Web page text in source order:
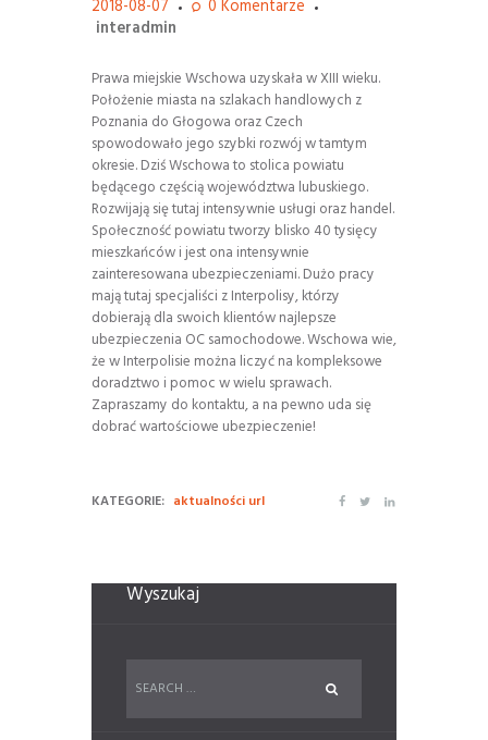
2018-08-07 0 Komentarze
interadmin
Prawa miejskie Wschowa uzyskała w XIII wieku.
Położenie miasta na szlakach handlowych z
Poznania do Głogowa oraz Czech
spowodowało jego szybki rozwój w tamtym
okresie. Dziś Wschowa to stolica powiatu
będącego częścią województwa lubuskiego.
Rozwijają się tutaj intensywnie usługi oraz handel.
Społeczność powiatu tworzy blisko 40 tysięcy
mieszkańców i jest ona intensywnie
zainteresowana ubezpieczeniami. Dużo pracy
mają tutaj specjaliści z Interpolisy, którzy
dobierają dla swoich klientów najlepsze
ubezpieczenia OC samochodowe. Wschowa wie,
że w Interpolisie można liczyć na kompleksowe
doradztwo i pomoc w wielu sprawach.
Zapraszamy do kontaktu, a na pewno uda się
dobrać wartościowe ubezpieczenie!
KATEGORIE: aktualności url
Wyszukaj